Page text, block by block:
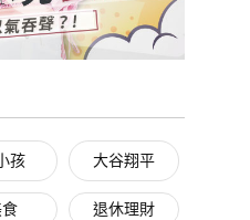
孩 大谷翔平
退休理財